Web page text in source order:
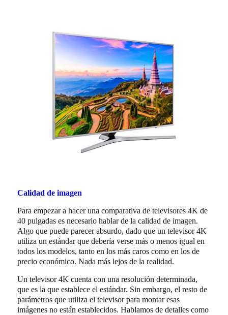
Calidad de imagen
Para empezar a hacer una comparativa de televisores 4K de
40 pulgadas es necesario hablar de la calidad de imagen.
Algo que puede parecer absurdo, dado que un televisor 4K
utiliza un estándar que debería verse más o menos igual en
todos los modelos, tanto en los más caros como en los de
precio económico. Nada más lejos de la realidad.
Un televisor 4K cuenta con una resolución determinada,
que es la que establece el estándar. Sin embargo, el resto de
parámetros que utiliza el televisor para montar esas
imágenes no están establecidos. Hablamos de detalles como